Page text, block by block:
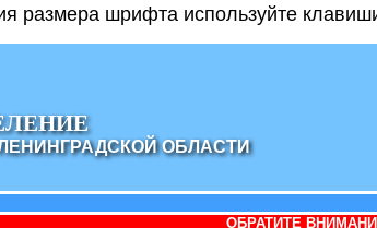
размера шрифта используйте
ОБЛАСТИ
ОБРАТИТЕ ВНИМАНИЕ! изменилось